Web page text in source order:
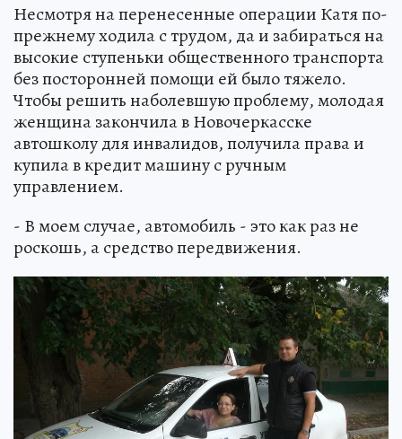
Несмотря на перенесенные операции Катя по-
прежнему ходила с трудом, да и забираться на
высокие ступеньки общественного транспорта
без посторонней помощи ей было тяжело.
Чтобы решить наболевшую проблему, молодая
женщина закончила в Новочеркасске
автошколу для инвалидов, получила права и
купила в кредит машину с ручным
управлением.
- В моем случае, автомобиль - это как раз не
роскошь, а средство передвижения.